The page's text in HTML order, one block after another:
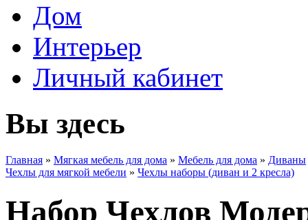
Дом
Интерьер
Личный кабинет
Вы здесь
Главная » Мягкая мебель для дома » Мебель для дома » Диваны
Чехлы для мягкой мебели » Чехлы наборы (диван и 2 кресла)
Набор Чехлов